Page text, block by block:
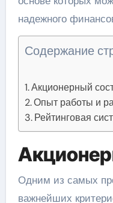
надежного
Содержание
Акционерный
Опыт работы и
Рейтинговая
Одним из самых
важнейших